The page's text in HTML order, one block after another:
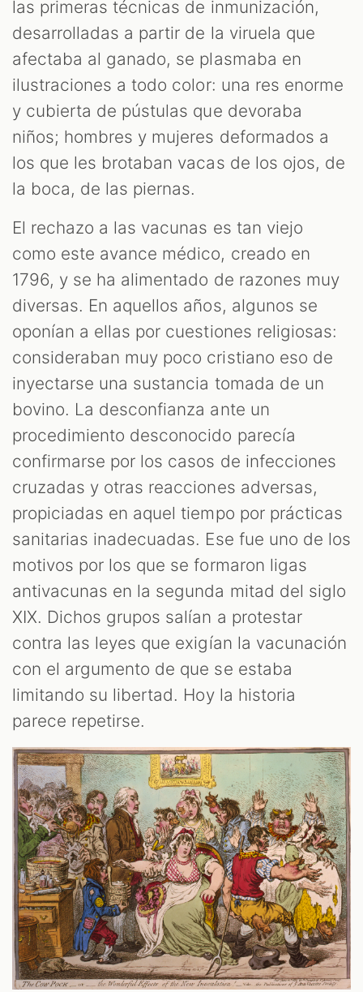
las primeras técnicas de inmunización,
desarrolladas a partir de la viruela que
afectaba al ganado, se plasmaba en
ilustraciones a todo color: una res enorme
y cubierta de pústulas que devoraba
niños; hombres y mujeres deformados a
los que les brotaban vacas de los ojos, de
la boca, de las piernas.
El rechazo a las vacunas es tan viejo
como este avance médico, creado en
1796, y se ha alimentado de razones muy
diversas. En aquellos años, algunos se
oponían a ellas por cuestiones religiosas:
consideraban muy poco cristiano eso de
inyectarse una sustancia tomada de un
bovino. La desconfianza ante un
procedimiento desconocido parecía
confirmarse por los casos de infecciones
cruzadas y otras reacciones adversas,
propiciadas en aquel tiempo por prácticas
sanitarias inadecuadas. Ese fue uno de los
motivos por los que se formaron ligas
antivacunas en la segunda mitad del siglo
XIX. Dichos grupos salían a protestar
contra las leyes que exigían la vacunación
con el argumento de que se estaba
limitando su libertad. Hoy la historia
parece repetirse.